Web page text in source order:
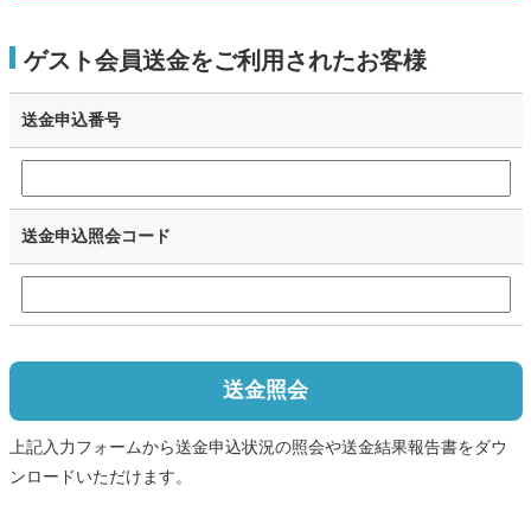
ゲスト会員送金をご利用されたお客様
送金申込番号
送金申込照会コード
送金照会
上記入力フォームから送金申込状況の照会や送金結果報告書をダウ
ンロードいただけます。